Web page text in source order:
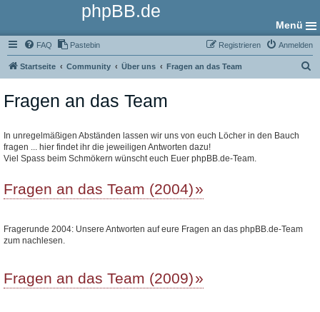
phpBB.de
Menü
FAQ Pastebin Anmelden
Registrieren
Startseite Community Über uns Fragen an das Team
Fragen an das Team
In unregelmäßigen Abständen lassen wir uns von euch Löcher in den Bauch
fragen ... hier findet ihr die jeweiligen Antworten dazu!
Viel Spass beim Schmökern wünscht euch Euer phpBB.de-Team.
Fragen an das Team (2004)
Fragerunde 2004: Unsere Antworten auf eure Fragen an das phpBB.de-Team
zum nachlesen.
Fragen an das Team (2009)